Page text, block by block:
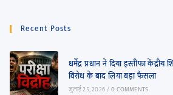
Recent Posts
धर्मेंद्र प्रधान ने दिया इस्तीफा केंद्रीय
विरोध के बाद लिया बड़ा फैसला
जुलाई 25, 2026/0 COMMENTS